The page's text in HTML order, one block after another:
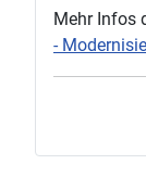
Mehr Infos
-